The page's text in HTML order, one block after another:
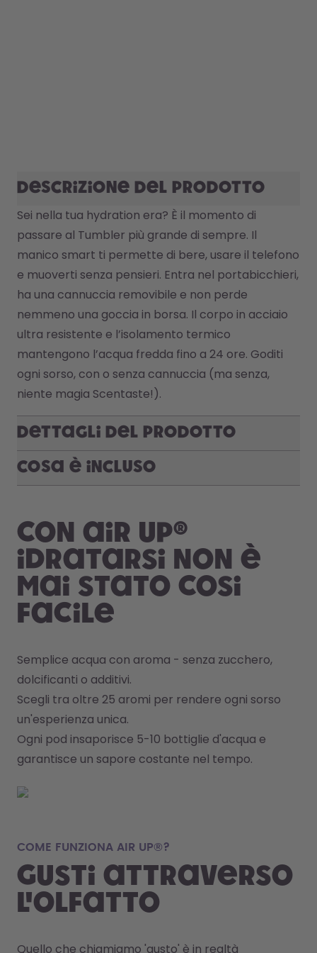
Descrizione del prodotto
Sei nella tua hydration era? È il momento di
passare al Tumbler più grande di sempre. Il
manico smart ti permette di bere, usare il telefono
e muoverti senza pensieri. Entra nel portabicchieri,
ha una cannuccia removibile e non perde
nemmeno una goccia in borsa. Il corpo in acciaio
ultra resistente e l’isolamento termico
mantengono l’acqua fredda fino a 24 ore. Goditi
ogni sorso, con o senza cannuccia (ma senza,
niente magia Scentaste!).
Dettagli del prodotto
Cosa è incluso
Con air up®
idratarsi non è
mai stato cosi
facile
Semplice acqua con aroma - senza zucchero,
dolcificanti o additivi.
Scegli tra oltre 25 aromi per rendere ogni sorso
un'esperienza unica.
Ogni pod insaporisce 5-10 bottiglie d'acqua e
garantisce un sapore costante nel tempo.
COME FUNZIONA AIR UP®?
Gusti attraverso
l'olfatto
Quello che chiamiamo 'gusto' è in realtà